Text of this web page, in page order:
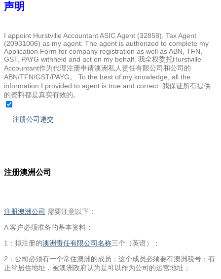
声明
I appoint Hurstville Accountant ASIC Agent (32858), Tax Agent
(20931006) as my agent. The agent is authorized to complete my
Application Form for company registration as well as ABN, TFN,
GST, PAYG withheld and act on my behalf. 我全权委托Hurstville
Accountant作为代理注册申请澳洲私人责任有限公司和公司的
ABN/TFN/GST/PAYG。 To the best of my knowledge, all the
information I provided to agent is true and correct. 我保证所有提供
的资料都是真实有效的。
注册澳洲公司
注册澳洲公司 需要注意以下：
A 客户必须准备的基本资料：
1：拟注册的澳洲责任有限公司名称三个（英语）；
2：公司必须有一个常住澳洲的成员；这个成员必须要有澳洲税号；有
正常居住地址，被澳洲政府认为是可以作为公司的运营地址；